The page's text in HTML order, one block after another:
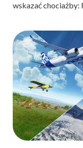
wskazać chociażby: